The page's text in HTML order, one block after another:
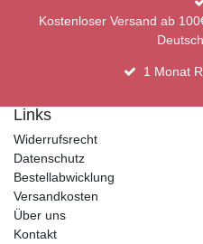
Kostenloser Versand ab
1 Monat
Links
Widerrufsrecht
Datenschutz
Bestellabwicklung
Versandkosten
Über uns
Kontakt